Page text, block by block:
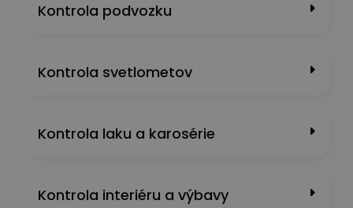
Kontrola podvozku
Kontrola svetlometov
Kontrola laku a karosérie
Kontrola interiéru a výbavy